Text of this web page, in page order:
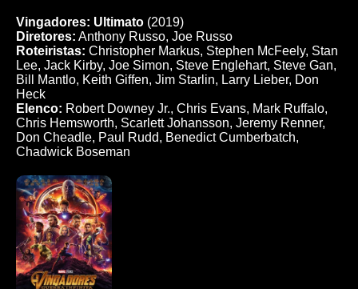
Vingadores: Ultimato (2019)
Diretores: Anthony Russo, Joe Russo
Roteiristas: Christopher Markus, Stephen McFeely, Stan
Lee, Jack Kirby, Joe Simon, Steve Englehart, Steve Gan,
Bill Mantlo, Keith Giffen, Jim Starlin, Larry Lieber, Don
Heck
Elenco: Robert Downey Jr., Chris Evans, Mark Ruffalo,
Chris Hemsworth, Scarlett Johansson, Jeremy Renner,
Don Cheadle, Paul Rudd, Benedict Cumberbatch,
Chadwick Boseman